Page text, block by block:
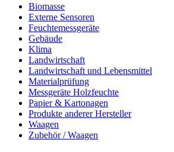
Biomasse
Externe Sensoren
Feuchtemessgeräte
Gebäude
Klima
Landwirtschaft
Landwirtschaft und Lebensmittel
Materialprüfung
Messgeräte Holzfeuchte
Papier & Kartonagen
Produkte anderer Hersteller
Waagen
Zubehör / Waagen